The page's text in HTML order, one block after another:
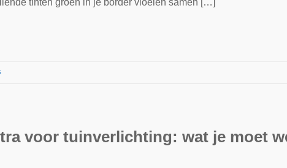
voor tuinverlichting: wat je moet